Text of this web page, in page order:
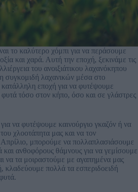
το καλύτερο χόμπι για να περάσουμε
και χαρά. Αυτή την εποχή, ξεκινάμε τις
του ανοιξιάτικου λαχανόκηπου
συγκομιδή λαχανικών μέσα στο
κατάλληλη εποχή για να φυτέψουμε
τόσο στον κήπο, όσο και σε γλάστρες
για να φυτέψουμε καινούργιο γκαζόν ή να
χλοοτάπητα μας και να τον
μπορούμε να πολλαπλασιάσουμε
ανθοφόρους θάμνους για να γεμίσουμε
να τα μοιραστούμε με αγαπημένα μας
πολλά τα εσπεριδοειδή